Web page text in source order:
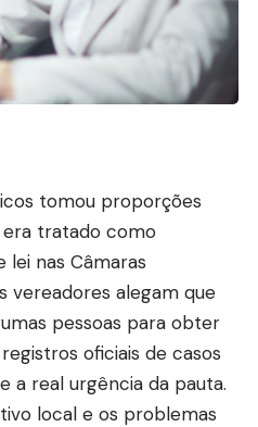
tomou proporções
era tratado como
lei nas Câmaras
vereadores alegam que
pessoas para obter
oficiais de casos
a real urgência da pauta.
local e os problemas